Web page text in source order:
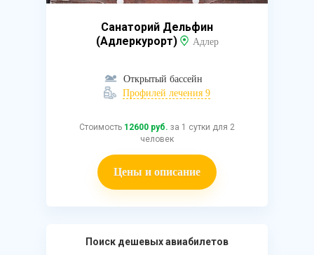
Санаторий Дельфин
(Адлеркурорт)
Адлер
Открытый бассейн
Профилей лечения 9
Стоимость 12600 руб. за 1 сутки для 2
человек
Цены и описание
Поиск дешевых авиабилетов